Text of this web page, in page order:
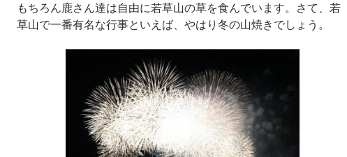
もちろん鹿さん達は自由に若草山の草を食んでいます。さて、若
草山で一番有名な行事といえば、やはり冬の山焼きでしょう。